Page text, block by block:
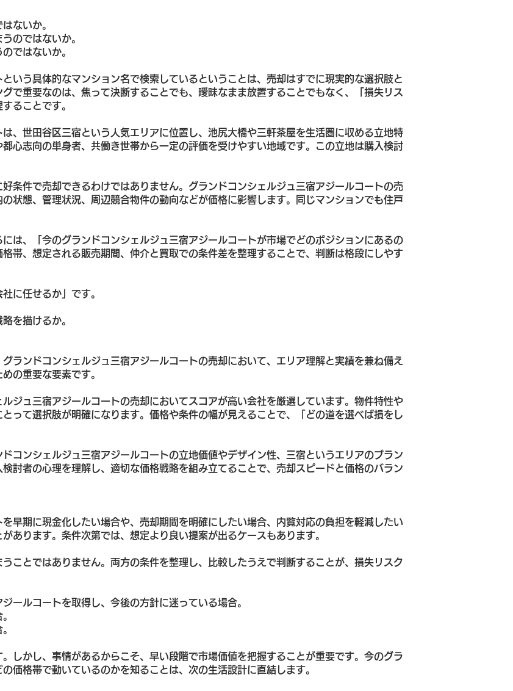
ないか。
のではないか。
ではないか。
いう具体的なマンション名で検索しているということは、売却はすでに現実的な選択肢と
で重要なのは、焦って決断することでも、曖昧なまま放置することでもなく、「損失リス
ることです。
、世田谷区三宿という人気エリアに位置し、池尻大橋や三軒茶屋を生活圏に収める立地特
心志向の単身者、共働き世帯から一定の評価を受けやすい地域です。この立地は購入検討
条件で売却できるわけではありません。グランドコンシェルジュ三宿アジールコートの売
状態、管理状況、周辺競合物件の動向などが価格に影響します。同じマンションでも住戸
は、「今のグランドコンシェルジュ三宿アジールコートが市場でどのポジションにあるの
帯、想定される販売期間、仲介と買取での条件差を整理することで、判断は格段にしやす
に任せるか」です。
を描けるか。
ランドコンシェルジュ三宿アジールコートの売却において、エリア理解と実績を兼ね備え
の重要な要素です。
ジュ三宿アジールコートの売却においてスコアが高い会社を厳選しています。物件特性や
って選択肢が明確になります。価格や条件の幅が見えることで、「どの道を選べば損をし
コンシェルジュ三宿アジールコートの立地価値やデザイン性、三宿というエリアのブラン
討者の心理を理解し、適切な価格戦略を組み立てることで、売却スピードと価格のバラン
早期に現金化したい場合や、売却期間を明確にしたい場合、内覧対応の負担を軽減したい
あります。条件次第では、想定より良い提案が出るケースもあります。
ことではありません。両方の条件を整理し、比較したうえで判断することが、損失リスク
ールコートを取得し、今後の方針に迷っている場合。
しかし、事情があるからこそ、早い段階で市場価値を把握することが重要です。今のグラ
価格帯で動いているのかを知ることは、次の生活設計に直結します。